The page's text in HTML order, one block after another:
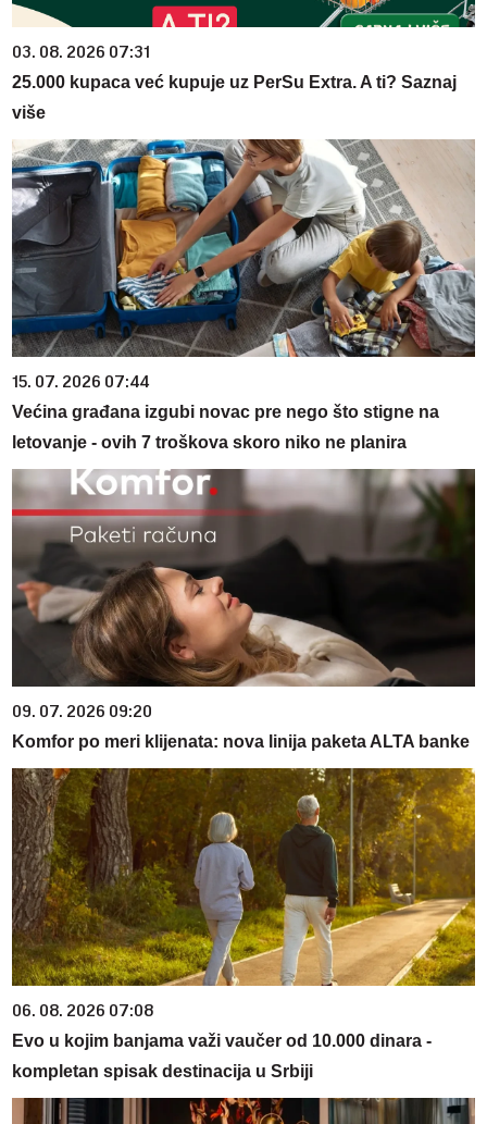
03. 08. 2026 07:31
25.000 kupaca već kupuje uz PerSu Extra. A ti? Saznaj
više
15. 07. 2026 07:44
Većina građana izgubi novac pre nego što stigne na
letovanje - ovih 7 troškova skoro niko ne planira
09. 07. 2026 09:20
Komfor po meri klijenata: nova linija paketa ALTA banke
06. 08. 2026 07:08
Evo u kojim banjama važi vaučer od 10.000 dinara -
kompletan spisak destinacija u Srbiji